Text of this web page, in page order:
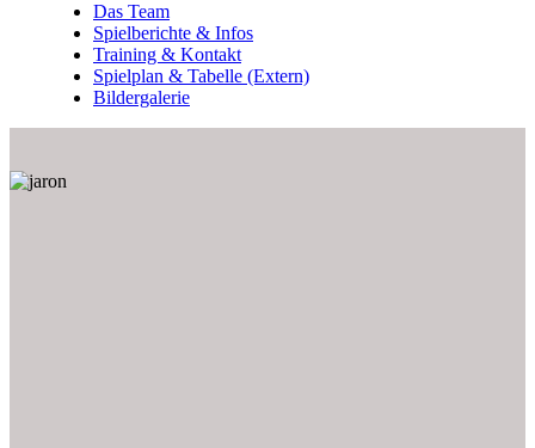
Das Team
Spielberichte & Infos
Training & Kontakt
Spielplan & Tabelle (Extern)
Bildergalerie